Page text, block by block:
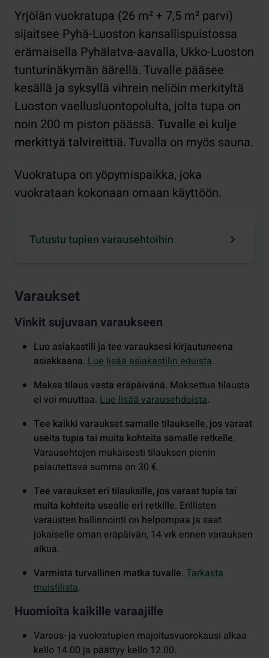
Yrjölän vuokratupa (26 m² + 7,5 m² parvi)
sijaitsee Pyhä-Luoston kansallispuistossa
erämaisella Pyhälatva-aavalla, Ukko-Luoston
tunturinäkymän äärellä. Tuvalle pääsee
kesällä ja syksyllä vihrein neliöin merkityltä
Luoston vaellusluontopolulta, jolta tupa on
noin 200 m piston päässä. Tuvalle ei kulje
merkittyä talvireittiä.Tuvalla on myös sauna.
Vuokratupa on yöpymispaikka, joka
vuokrataan kokonaan omaan käyttöön.
Tutustu tupien varausehtoihin
Varaukset
Vinkit sujuvaan varaukseen
Luo asiakastili ja tee varauksesi kirjautuneena
asiakkaana. Lue lisää asiakastilin eduista.
Maksa tilaus vasta eräpäivänä. Maksettua tilausta
ei voi muuttaa. Lue lisää varausehdoista.
Tee kaikki varaukset samalle tilaukselle, jos varaat
useita tupia tai muita kohteita samalle retkelle.
Varausehtojen mukaisesti tilauksen pienin
palautettava summa on 30 €.
Tee varaukset eri tilauksille, jos varaat tupia tai
muita kohteita usealle eri retkille. Erillisten
varausten hallinnointi on helpompaa ja saat
jokaiselle oman eräpäivän, 14 vrk ennen varauksen
alkua.
Varmista turvallinen matka tuvalle. Tarkasta
muistilista.
Huomioita kaikille varaajille
Varaus- ja vuokratupien majoitusvuorokausi alkaa
kello 14.00 ja päättyy kello 12.00.